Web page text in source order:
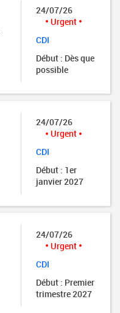
24/07/26
Urgent
CDI
Début : Dès que
possible
24/07/26
Urgent
CDI
Début : 1er
janvier 2027
24/07/26
Urgent
CDI
Début : Premier
trimestre 2027